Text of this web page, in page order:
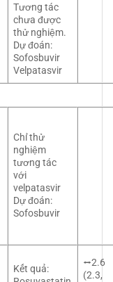
Tương tác
chưa được
thử nghiệm.
Dự đoán:
Sofosbuvir
Velpatasvir
Chỉ thử
nghiệm
tương tác
với
velpatasvir
Dự đoán:
Sofosbuvir
Kết quả:
⭤2.6
(2.3,